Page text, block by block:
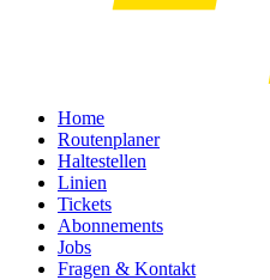
Home
Routenplaner
Haltestellen
Linien
Tickets
Abonnements
Jobs
Fragen & Kontakt